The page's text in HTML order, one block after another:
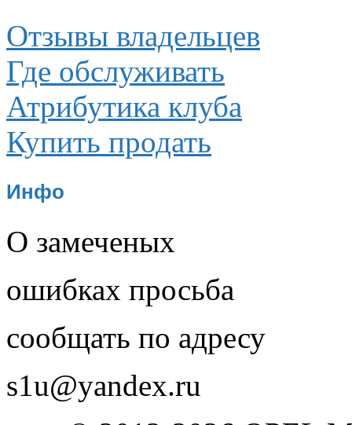
Отзывы владельцев
Где обслуживать
Атрибутика клуба
Купить продать
Инфо
О замеченых
ошибках просьба
сообщать по адресу
s1u@yandex.ru